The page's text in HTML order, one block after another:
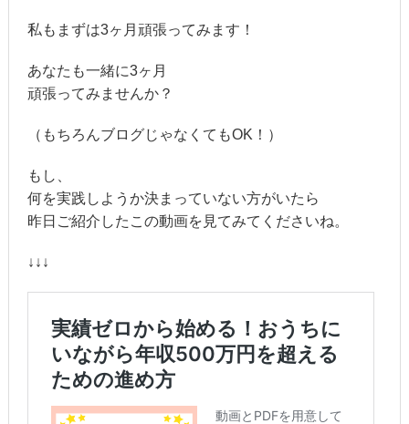
私もまずは3ヶ月頑張ってみます！
あなたも一緒に3ヶ月
頑張ってみませんか？
（もちろんブログじゃなくてもOK！）
もし、
何を実践しようか決まっていない方がいたら
昨日ご紹介したこの動画を見てみてくださいね。
↓↓↓